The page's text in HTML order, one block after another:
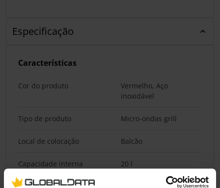
Especificação
Características
Cor do produto
Vermelho, Aço
inoxidável
Tipo de produto Micro-ondas grill
Local de colocação Balcão
Capacidade interna 20 l